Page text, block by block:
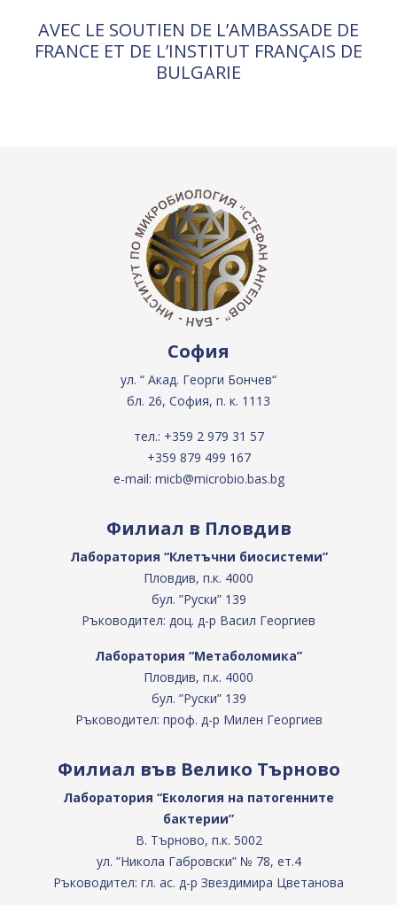
AVEC LE SOUTIEN DE L’AMBASSADE DE
FRANCE ET DE L’INSTITUT FRANÇAIS DE
BULGARIE
София
ул. “ Акад. Георги Бончев“
бл. 26, София, п. к. 1113
тел.: +359 2 979 31 57
+359 879 499 167
e-mail: micb@microbio.bas.bg
Филиал в Пловдив
Лаборатория “Клетъчни биосистеми”
Пловдив, п.к. 4000
бул. ”Руски” 139
Ръководител: доц. д-р Васил Георгиев
Лаборатория “Метаболомика”
Пловдив, п.к. 4000
бул. ”Руски” 139
Ръководител: проф. д-р Милен Георгиев
Филиал във Велико Търново
Лаборатория “Екология на патогенните
бактерии”
В. Търново, п.к. 5002
ул. ”Никола Габровски” № 78, ет.4
Ръководител: гл. ас. д-р Звездимира Цветанова